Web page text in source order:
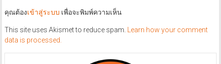
คุณต้องเข้าสู่ระบบ เพื่อจะพิมพ์ความเห็น
This site uses Akismet to reduce spam.
Learn how your comment
data is processed.